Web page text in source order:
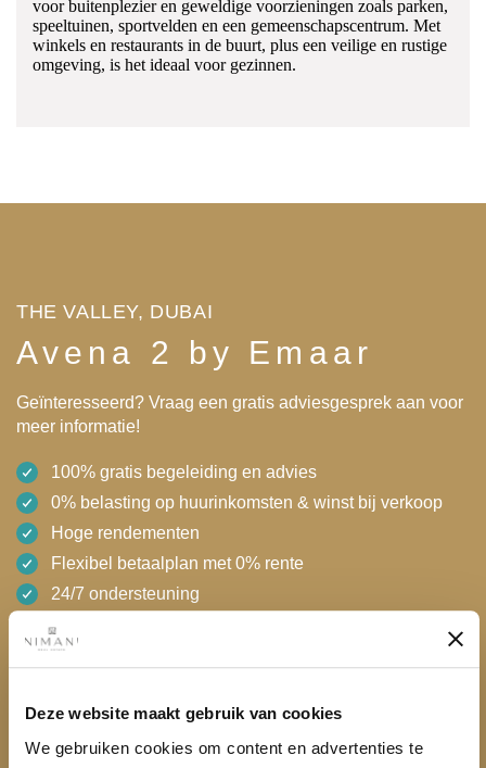
Deze website maakt gebruik van cookies
We gebruiken cookies om content en advertenties te
voor buitenplezier en geweldige voorzieningen zoals parken,
speeltuinen, sportvelden en een gemeenschapscentrum. Met
winkels en restaurants in de buurt, plus een veilige en rustige
omgeving, is het ideaal voor gezinnen.
THE VALLEY, DUBAI
Avena 2 by Emaar
Geïnteresseerd? Vraag een gratis adviesgesprek aan voor
meer informatie!
100% gratis begeleiding en advies
0% belasting op huurinkomsten & winst bij verkoop
Hoge rendementen
Flexibel betaalplan met 0% rente
24/7 ondersteuning
AED 4,370,000